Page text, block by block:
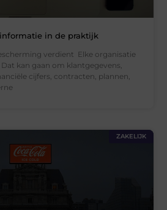
in de praktijk
verdient Elke organisatie
kan gaan om klantgegevens,
cijfers, contracten, plannen,
ZAKELIJK